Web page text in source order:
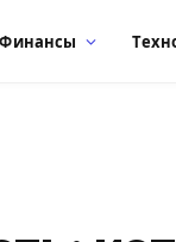
Финансы